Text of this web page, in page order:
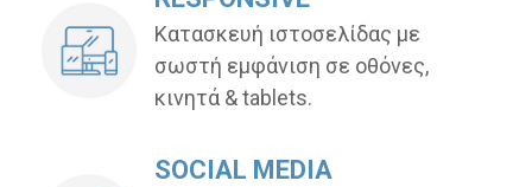
Κατασκευή ιστοσελίδας με
σωστή εμφάνιση σε οθόνες,
κινητά & tablets.
SOCIAL MEDIA